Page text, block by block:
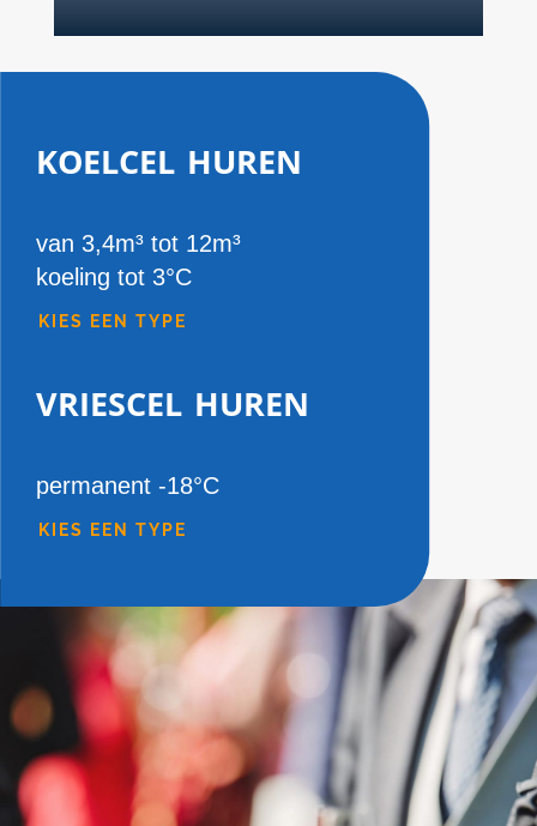
koelcel huren
van 3,4m³ tot 12m³
koeling tot 3°C
KIES EEN TYPE
vriescel huren
permanent -18°C
KIES EEN TYPE